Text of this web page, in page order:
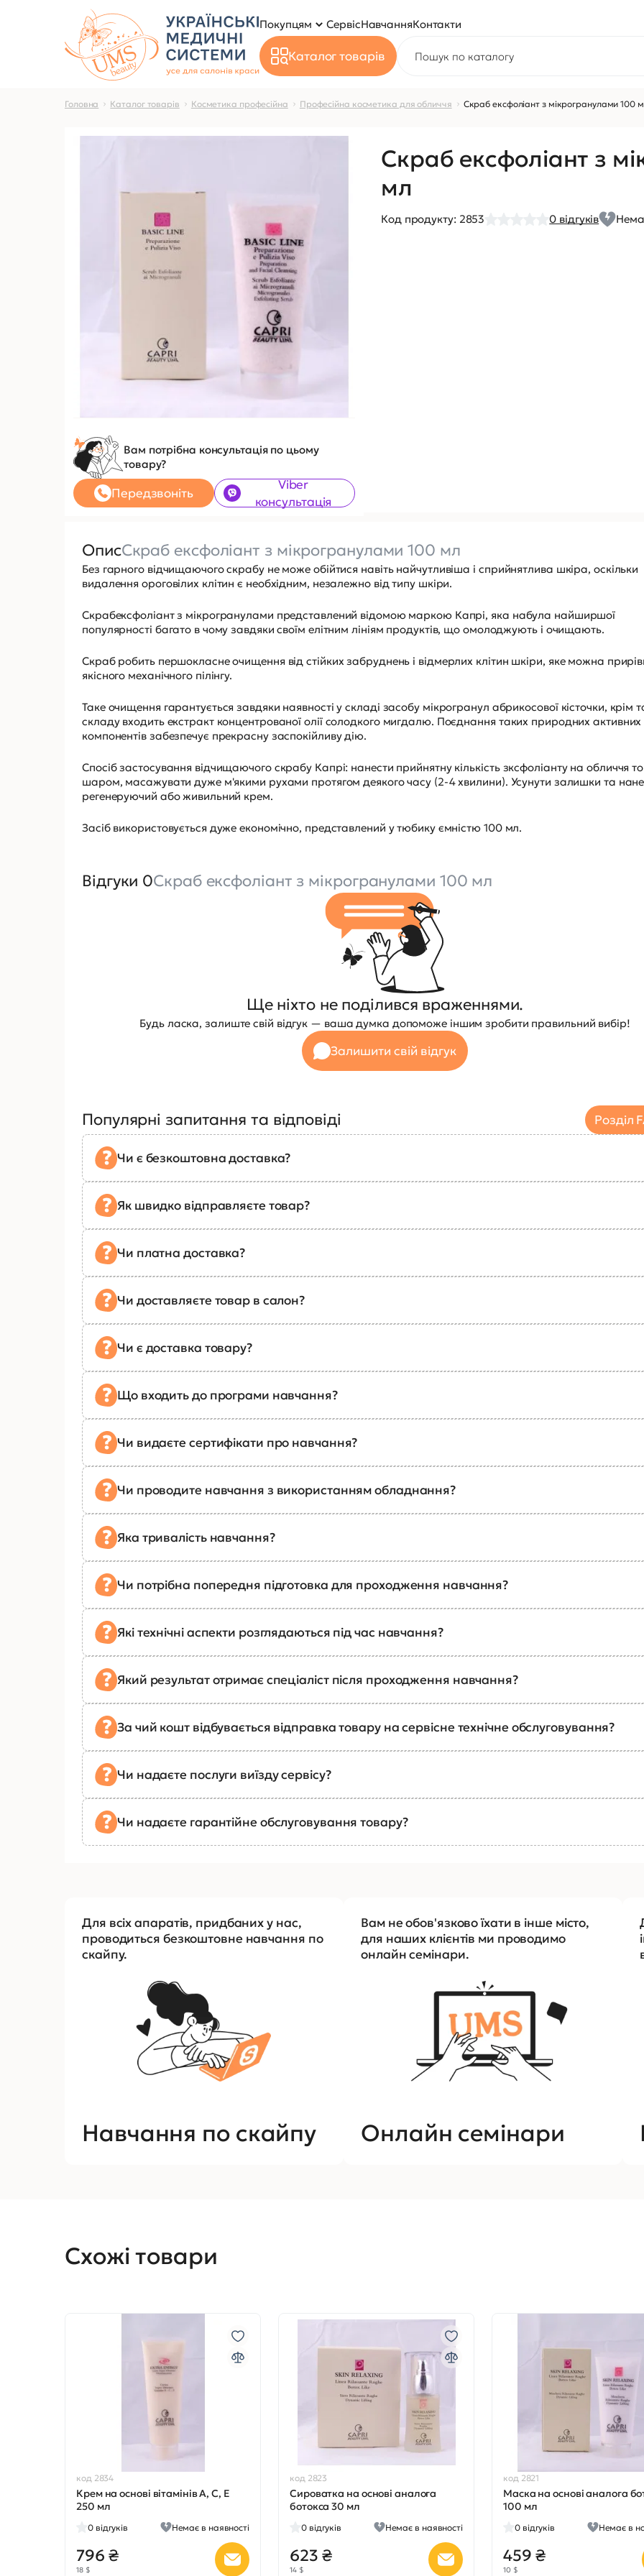
Покупцям СервісНавчанняКонтакти
Каталог товарів
Головна Каталог товарів Косметика професійна Професійна косметика для обличчя Скраб ексфоліант з мікрогранулами 100
Вам потрібна консультація по цьому
товару?
Передзвоніть
Viber
консультація
Скраб ексфоліант з
мл
Код продукту: 2853 0 відгуків
ОписСкраб ексфоліант з мікрогранулами 100 мл
Без гарного відчищаючого скрабу не може обійтися навіть найчутливіша і сприйнятлива шкіра, оскільки
видалення ороговілих клітин є необхідним, незалежно від типу шкіри.
Скрабексфоліант з мікрогранулами представлений відомою маркою Капрі, яка набула найширшої
популярності багато в чому завдяки своїм елітним лініям продуктів, що омолоджують і очищають.
Скраб робить першокласне очищення від стійких забруднень і відмерлих клітин шкіри, яке можна
якісного механічного пілінгу.
Таке очищення гарантується завдяки наявності у складі засобу мікрогранул абрикосової кісточки, крім
складу входить екстракт концентрованої олії солодкого мигдалю. Поєднання таких природних активних
компонентів забезпечує прекрасну заспокійливу дію.
Спосіб застосування відчищаючого скрабу Капрі: нанести прийнятну кількість зксфоліанту на обличчя
шаром, масажувати дуже м'якими рухами протягом деякого часу (2-4 хвилини). Усунути залишки та
регенеруючий або живильний крем.
Засіб використовується дуже економічно, представлений у тюбику ємністю 100 мл.
Відгуки 0Скраб ексфоліант з мікрогранулами 100 мл
Ще ніхто не поділився враженнями.
Будь ласка, залиште свій відгук — ваша думка допоможе іншим зробити правильний вибір!
Залишити свій відгук
Популярні запитання та відповіді Розділ
Чи є безкоштовна доставка?
Як швидко відправляєте товар?
Чи платна доставка?
Чи доставляєте товар в салон?
Чи є доставка товару?
Що входить до програми навчання?
Чи видаєте сертифікати про навчання?
Чи проводите навчання з використанням обладнання?
Яка тривалість навчання?
Чи потрібна попередня підготовка для проходження навчання?
Які технічні аспекти розглядаються під час навчання?
Який результат отримає спеціаліст після проходження навчання?
За чий кошт відбувається відправка товару на сервісне технічне обслуговування?
Чи надаєте послуги виїзду сервісу?
Чи надаєте гарантійне обслуговування товару?
Для всіх апаратів, придбаних у нас,
проводиться безкоштовне навчання по
скайпу.
Навчання по скайпу
Вам не обов'язково їхати в інше місто,
для наших клієнтів ми проводимо
онлайн семінари.
Онлайн семінари
Схожі товари
код 2834
Крем на основі вітамінів А, С, Е
250 мл
0 відгуків Немає в наявності
796 ₴
18 $
код 2823
Сироватка на основі аналога
ботокса 30 мл
0 відгуків Немає в наявності
623 ₴
14 $
код 2821
Маска на основі аналога
100 мл
0 відгуків Немає в
459 ₴
10 $